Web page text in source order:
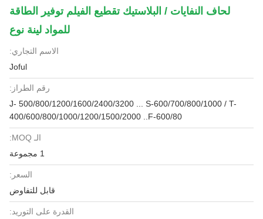
لحاف النفايات / البلاستيك تقطيع الفيلم توفير الطاقة
للمواد لينة نوع
الاسم التجاري:
Joful
رقم الطراز:
J- 500/800/1200/1600/2400/3200 ... S-600/700/800/1000 / T-
400/600/800/1000/1200/1500/2000 ..F-600/80
الـ MOQ:
1 مجموعة
السعر:
قابل للتفاوض
القدرة على التوريد: